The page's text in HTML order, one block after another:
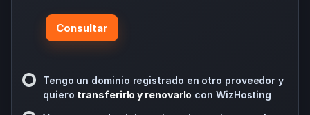
Consultar
Tengo un dominio registrado en otro proveedor y
quiero transferirlo y renovarlo con WizHosting